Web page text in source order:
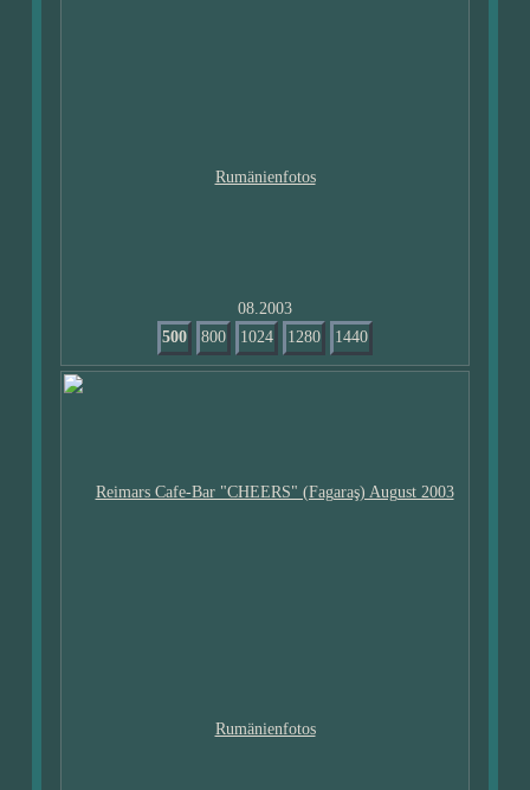
08.2003
500
800 1024 1280 1440